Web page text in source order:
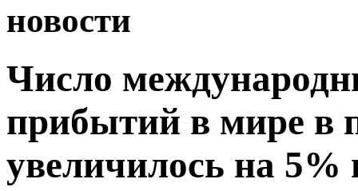
новости
Число
прибытий в мире в
увеличилось на 5%